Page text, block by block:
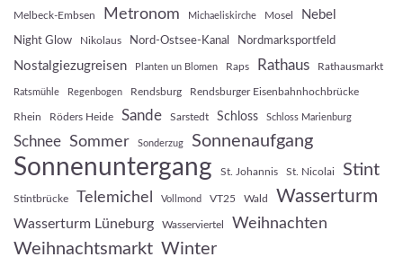
Melbeck-Embsen Metronom Michaeliskirche Mosel Nebel
Night Glow Nikolaus Nord-Ostsee-Kanal Nordmarksportfeld
Nostalgiezugreisen Planten un Blomen Raps Rathaus Rathausmarkt
Ratsmühle Regenbogen Rendsburg Rendsburger Eisenbahnhochbrücke
Rhein Röders Heide Sande Sarstedt Schloss Schloss Marienburg
Schnee Sommer Sonderzug Sonnenaufgang
Sonnenuntergang St. Johannis St. Nicolai Stint
Stintbrücke Telemichel Vollmond VT25 Wald Wasserturm
Wasserturm Lüneburg Wasserviertel Weihnachten
Weihnachtsmarkt Winter